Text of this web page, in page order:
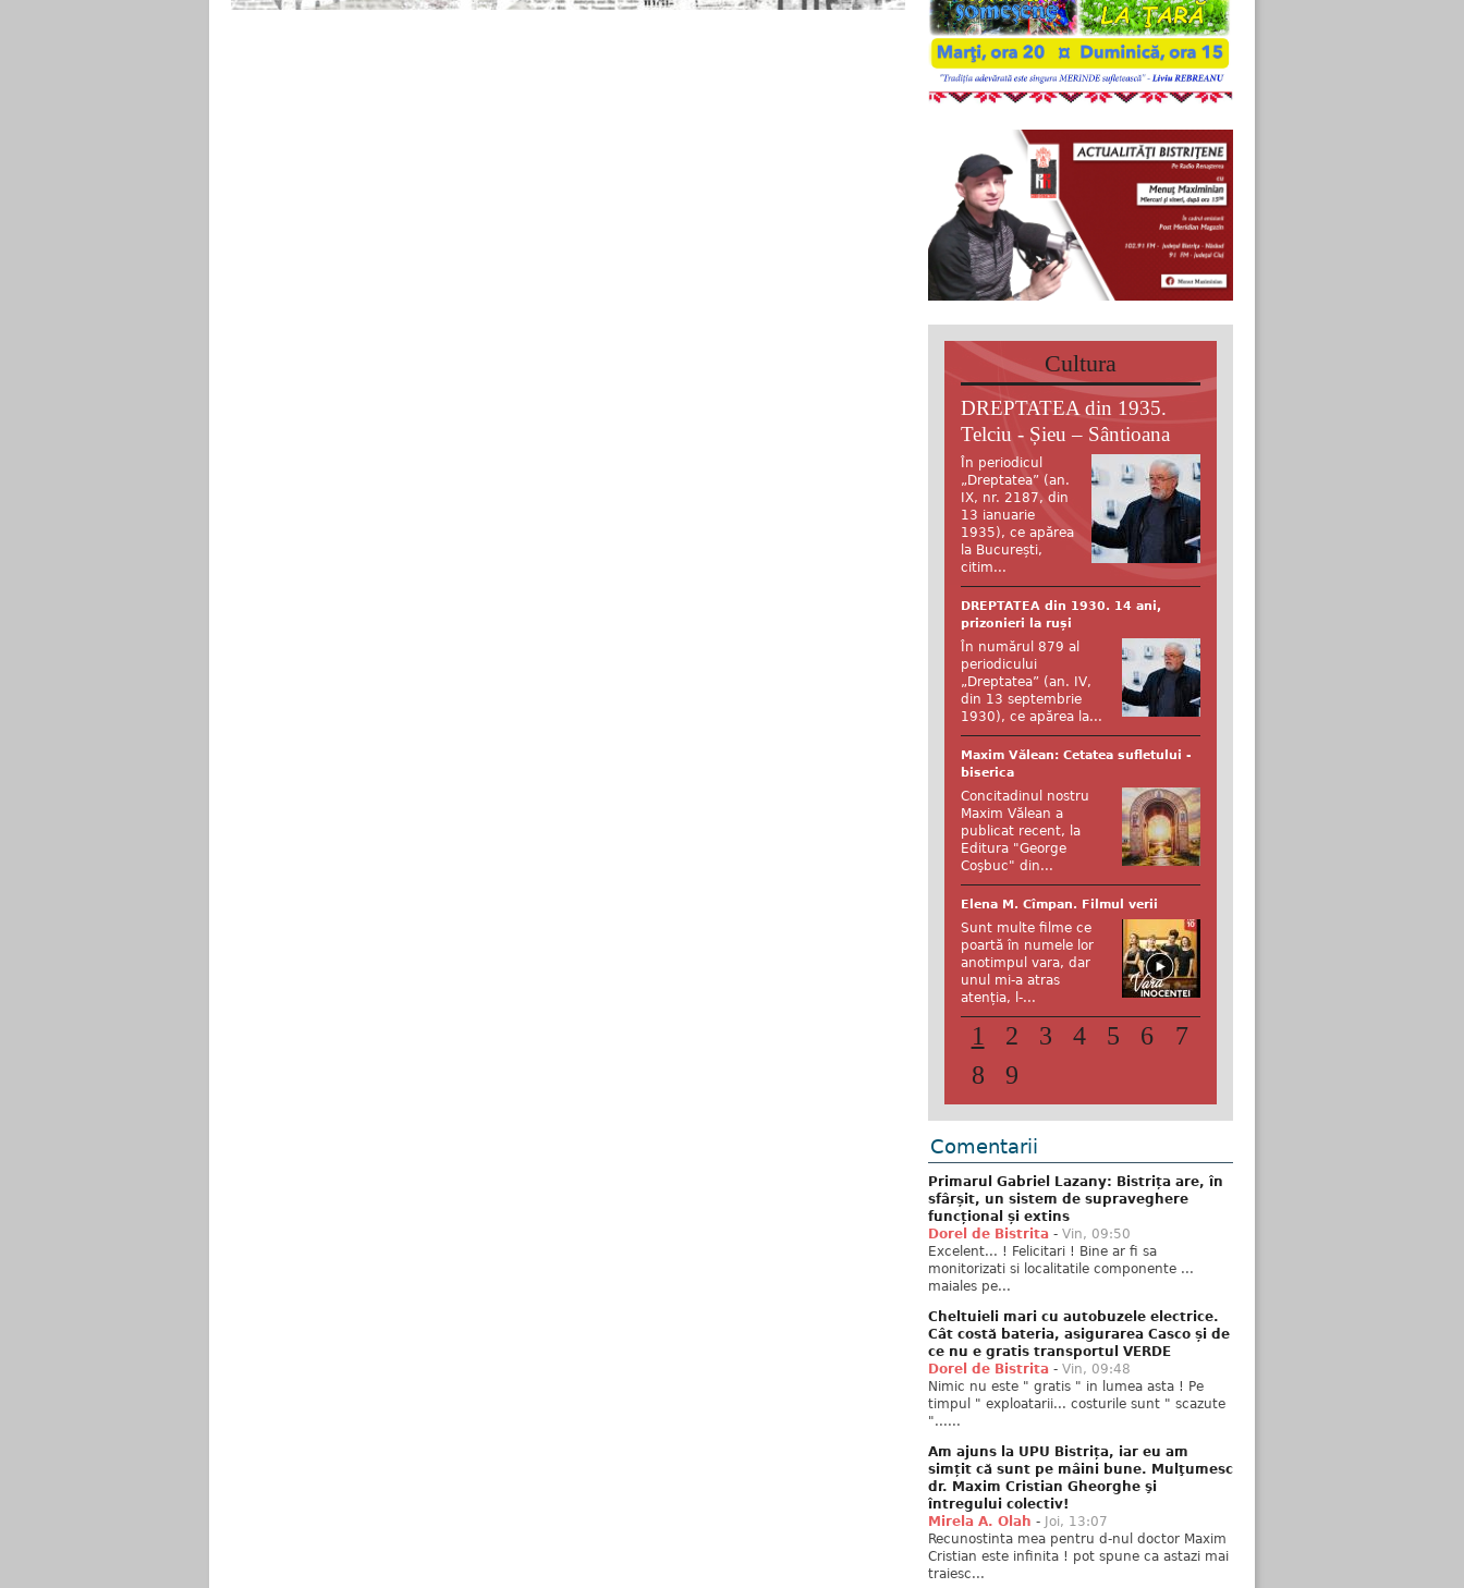
Cultura
DREPTATEA din 1935.
Telciu - Șieu – Sântioana
În periodicul
„Dreptatea” (an.
IX, nr. 2187, din
13 ianuarie
1935), ce apărea
la București,
citim...
DREPTATEA din 1930. 14 ani,
prizonieri la ruși
În numărul 879 al
periodicului
„Dreptatea” (an. IV,
din 13 septembrie
1930), ce apărea la...
Maxim Vălean: Cetatea sufletului -
biserica
Concitadinul nostru
Maxim Vălean a
publicat recent, la
Editura "George
Coşbuc" din...
Elena M. Cîmpan. Filmul verii
Sunt multe filme ce
poartă în numele lor
anotimpul vara, dar
unul mi-a atras
atenția, l-...
1 2 3 4 5 6
7
8
9
Comentarii
Primarul Gabriel Lazany: Bistrița are, în
sfârșit, un sistem de supraveghere
funcțional și extins
Dorel de Bistrita - Vin, 09:50
Excelent... ! Felicitari ! Bine ar fi sa
monitorizati si localitatile componente ...
maiales pe...
Cheltuieli mari cu autobuzele electrice.
Cât costă bateria, asigurarea Casco și de
ce nu e gratis transportul VERDE
Dorel de Bistrita - Vin, 09:48
Nimic nu este " gratis " in lumea asta ! Pe
timpul " exploatarii... costurile sunt " scazute
"......
Am ajuns la UPU Bistrița, iar eu am
simțit că sunt pe mâini bune. Mulţumesc
dr. Maxim Cristian Gheorghe şi
întregului colectiv!
Mirela A. Olah - Joi, 13:07
Recunostinta mea pentru d-nul doctor Maxim
Cristian este infinita ! pot spune ca astazi mai
traiesc...